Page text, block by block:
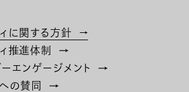
に関する方針
推進体制
エンゲージメント
の賛同